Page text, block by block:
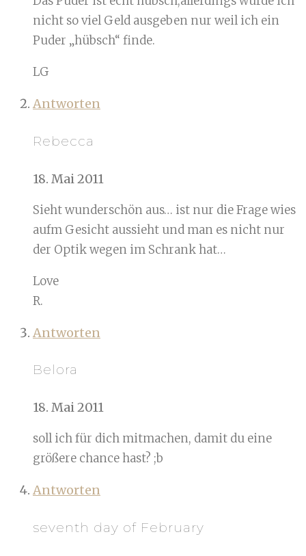
nicht so viel Geld ausgeben nur weil ich ein
Puder „hübsch“ finde.
LG
Antworten
Rebecca
18. Mai 2011
Sieht wunderschön aus… ist nur die Frage wies
aufm Gesicht aussieht und man es nicht nur
der Optik wegen im Schrank hat…
Love
R.
Antworten
Belora
18. Mai 2011
soll ich für dich mitmachen, damit du eine
größere chance hast? ;b
Antworten
seventh day of February